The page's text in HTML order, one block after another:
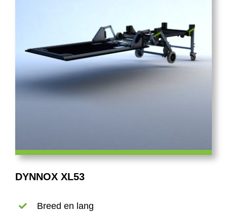
DYNNOX XL53
Breed en lang